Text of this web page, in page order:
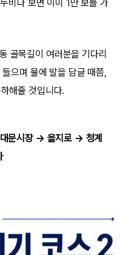
비다 보면 이미 1만 보를 가
골목길이 여러분을 기다리
으며 물에 발을 담글 때쯤,
해줄 것입니다.
문시장 → 을지로 → 청계